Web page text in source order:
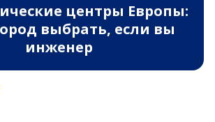
центры Европы:
выбрать, если вы
инженер